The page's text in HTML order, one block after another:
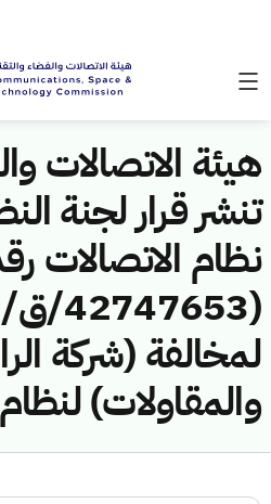
هيئة الاتصالات
تنشر قرار لجنة
نظام الاتصالات
لمخالفة (شركة
والمقاولات)